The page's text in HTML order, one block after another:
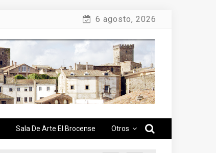
6 agosto, 2026
Sala De Arte El Brocense Otros